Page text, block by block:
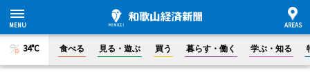
34°C 食べる 見る・遊ぶ 買う 暮らす・働く 学ぶ・知る